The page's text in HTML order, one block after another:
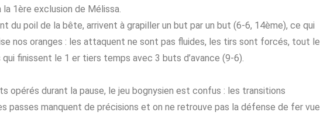
la 1ère exclusion de Mélissa.
du poil de la bête, arrivent à grapiller un but par un but (6-6, 14ème), ce qui
nos oranges : les attaquent ne sont pas fluides, les tirs sont forcés, tout le
finissent le 1 er tiers temps avec 3 buts d’avance (9-6).
opérés durant la pause, le jeu bognysien est confus : les transitions
passes manquent de précisions et on ne retrouve pas la défense de fer vue